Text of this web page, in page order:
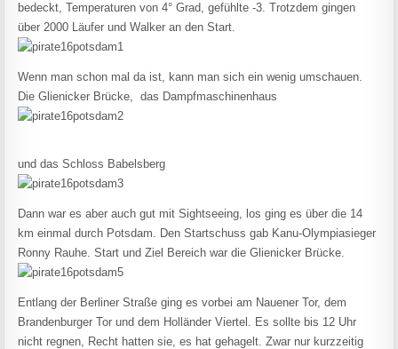
bedeckt, Temperaturen von 4° Grad, gefühlte -3. Trotzdem gingen
über 2000 Läufer und Walker an den Start.
Wenn man schon mal da ist, kann man sich ein wenig umschauen.
Die Glienicker Brücke, das Dampfmaschinenhaus
und das Schloss Babelsberg
Dann war es aber auch gut mit Sightseeing, los ging es über die 14
km einmal durch Potsdam. Den Startschuss gab Kanu-Olympiasieger
Ronny Rauhe. Start und Ziel Bereich war die Glienicker Brücke.
Entlang der Berliner Straße ging es vorbei am Nauener Tor, dem
Brandenburger Tor und dem Holländer Viertel. Es sollte bis 12 Uhr
nicht regnen, Recht hatten sie, es hat gehagelt. Zwar nur kurzzeitig